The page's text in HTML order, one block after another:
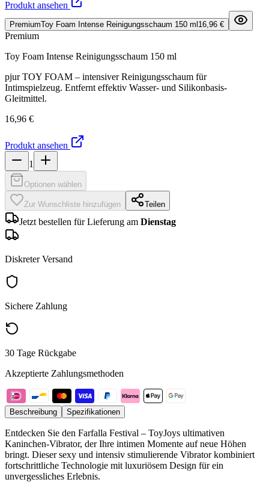
Produkt ansehen
PremiumToy Foam Intense Reinigungsschaum 150 ml 16,96 €
Premium
Toy Foam Intense Reinigungsschaum 150 ml
pjur TOY FOAM – intensiver Reinigungsschaum für
Intimspielzeug. Entfernt effektiv Wasser- und Silikonbasis-
Gleitmittel.
16,96 €
Produkt ansehen
1
Optionen wählen
Zur Wunschliste hinzufügen Teilen
Jetzt bestellen für Lieferung am Dienstag
Diskreter Versand
Sichere Zahlung
30 Tage Rückgabe
Akzeptierte Zahlungsmethoden
Beschreibung Spezifikationen
Entdecken Sie den Farfalla Festival – ToyJoys ultimativen
Kaninchen-Vibrator, der Ihre intimen Momente auf neue Höhen
bringt. Dieser sexy und intensiv stimulierende Vibrator kombiniert
fortschrittliche Technologie mit luxuriösem Design für ein
unvergessliches Erlebnis.